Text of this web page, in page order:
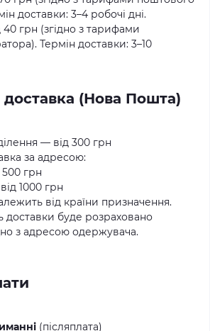
доставки: 3–4 робочі дні.
грн (згідно з тарифами
Термін доставки: 3–10
(Нова Пошта)
— від 300 грн
за адресою:
грн
1000 грн
від країни призначення.
доставки буде розраховано
з адресою одержувача.
(післяплата)